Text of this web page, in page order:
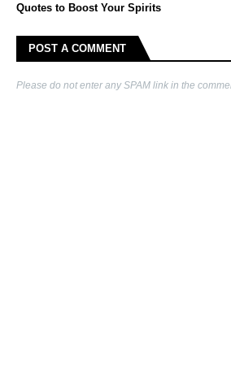
Quotes to Boost Your Spirits
POST A COMMENT
Please do not enter any SPAM link in the